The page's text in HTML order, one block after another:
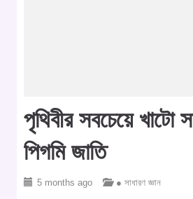
পৃথিবীর সবচেয়ে খাটো
পিগমি জাতি
5 months ago ● সাধারণ জ্ঞান